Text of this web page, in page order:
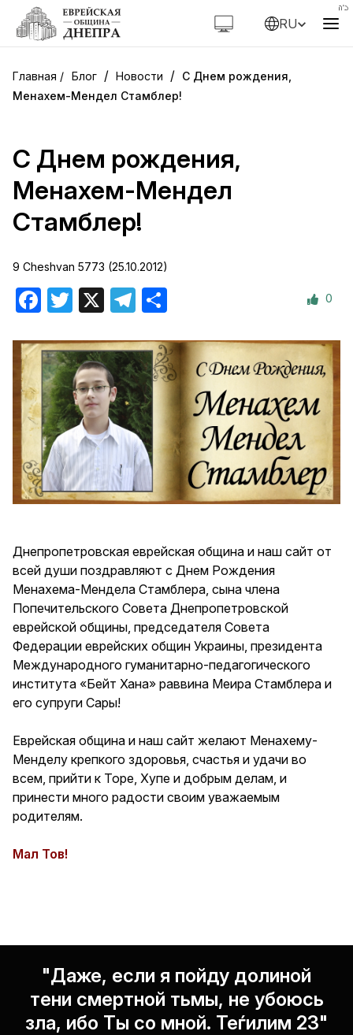
RU
Блог / Новости / С Днем рождения,
Менахем-Мендел Стамблер!
С Днем рождения,
Менахем-Мендел
Стамблер!
9 Cheshvan 5773 (25.10.2012)
Facebook
Twitter Telegram 0
Днепропетровская еврейская община и наш сайт от
всей души поздравляют с Днем Рождения
Менахема-Мендела Стамблера, сына члена
Попечительского Совета Днепропетровской
еврейской общины, председателя Совета
Федерации еврейских общин Украины, президента
Международного гуманитарно-педагогического
института «Бейт Хана» раввина Меира Стамблера и
его супруги Сары!
Еврейская община и наш сайт желают Менахему-
Менделу крепкого здоровья, счастья и удачи во
всем, прийти к Торе, Хупе и добрым делам, и
принести много радости своим уважаемым
родителям.
Мал Тов!
"Даже, если я пойду долиной
тени смертной тьмы, не убоюсь
зла, ибо Ты со мной. Теѓилим 23"